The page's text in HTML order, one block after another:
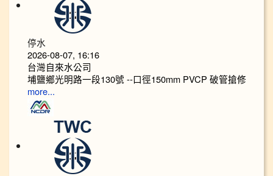
停水
2026-08-07, 16:16
台灣自來水公司
埔鹽鄉光明路一段130號 --口徑150mm PVCP 破管搶修
more...